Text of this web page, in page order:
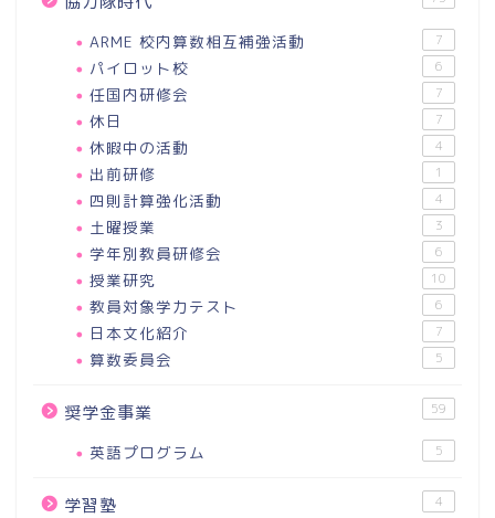
ARME 校内算数相互補強活動 7
パイロット校 6
任国内研修会 7
休日 7
休暇中の活動 4
出前研修 1
四則計算強化活動 4
土曜授業 3
学年別教員研修会 6
授業研究 10
教員対象学力テスト 6
日本文化紹介 7
算数委員会 5
奨学金事業 59
英語プログラム 5
学習塾 4